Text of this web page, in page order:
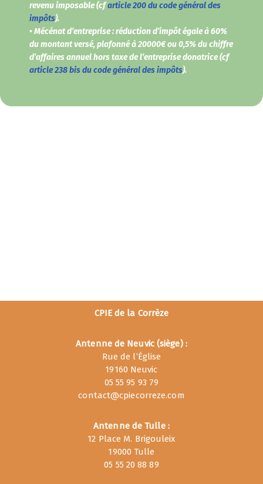
revenu imposable (cfarticle 200 du code général des
impôts).
• Mécénat d’entreprise : réduction d’impôt égale à 60%
du montant versé, plafonné à 20000€ ou0,5%du chiffre
d’affaires annuel hors taxe de l’entreprise donatrice (cf
article 238 bis du code général des impôts).
CPIE de la Corrèze
Antenne de Neuvic (siège) :
Rue de l’Église
19160 Neuvic
05 55 95 93 79
contact@cpiecorreze.com
Antenne de Tulle :
12 Place M. Brigouleix
19000 Tulle
05 55 20 88 89